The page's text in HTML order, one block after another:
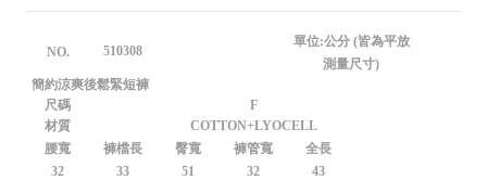
NO. 510308
單位:公分 (皆為平放
測量尺寸)
簡約涼爽後鬆緊短褲
尺碼
F
材質
COTTON+LYOCELL
腰寬
褲檔長 臀寬 褲管寬
全長
32
33 51 32
43